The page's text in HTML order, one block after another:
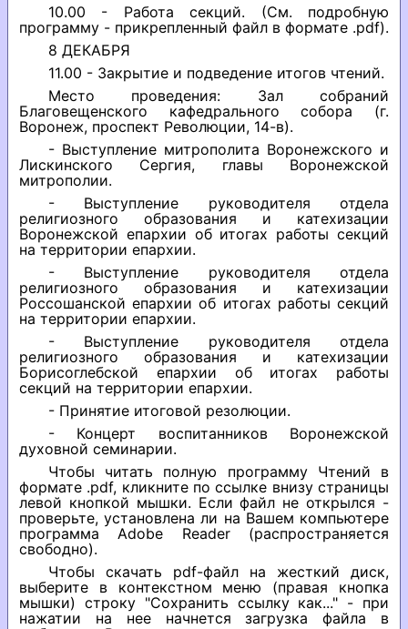
10.00 - Работа секций. (См. подробную
программу - прикрепленный файл в формате .pdf).
8 ДЕКАБРЯ
11.00 - Закрытие и подведение итогов чтений.
Место проведения: Зал собраний
Благовещенского кафедрального собора (г.
Воронеж, проспект Революции, 14-в).
- Выступление митрополита Воронежского и
Лискинского Сергия, главы Воронежской
митрополии.
- Выступление руководителя отдела
религиозного образования и катехизации
Воронежской епархии об итогах работы секций
на территории епархии.
- Выступление руководителя отдела
религиозного образования и катехизации
Россошанской епархии об итогах работы секций
на территории епархии.
- Выступление руководителя отдела
религиозного образования и катехизации
Борисоглебской епархии об итогах работы
секций на территории епархии.
- Принятие итоговой резолюции.
- Концерт воспитанников Воронежской
духовной семинарии.
Чтобы читать полную программу Чтений в
формате .pdf, кликните по ссылке внизу страницы
левой кнопкой мышки. Если файл не открылся -
проверьте, установлена ли на Вашем компьютере
программа Adobe Reader (распространяется
свободно).
Чтобы скачать pdf-файл на жесткий диск,
выберите в контекстном меню (правая кнопка
мышки) строку "Сохранить ссылку как..." - при
нажатии на нее начнется загрузка файла в